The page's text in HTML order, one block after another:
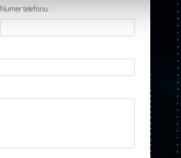
Numer telefonu: